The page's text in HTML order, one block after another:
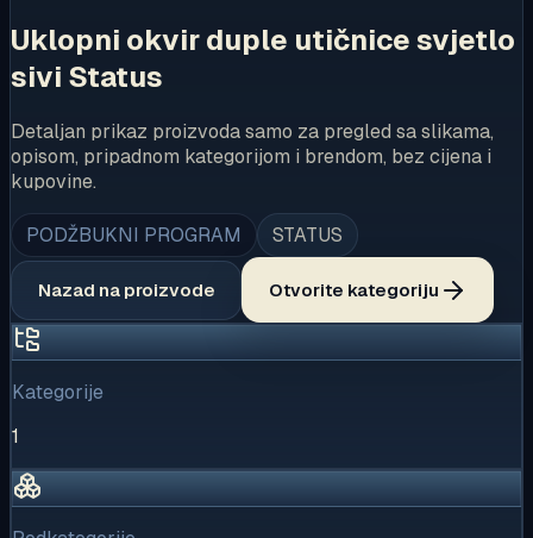
Uklopni okvir duple utičnice svjetlo
sivi Status
Detaljan prikaz proizvoda samo za pregled sa slikama,
opisom, pripadnom kategorijom i brendom, bez cijena i
kupovine.
PODŽBUKNI PROGRAM STATUS
Nazad na proizvode Otvorite kategoriju
Kategorije
1